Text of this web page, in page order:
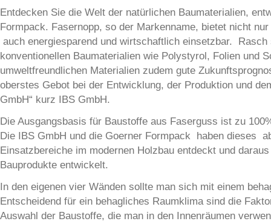
Entdecken Sie die Welt der natürlichen Baumaterialien,
Formpack. Fasernopp, so der Markenname, bietet nicht
auch energiesparend und wirtschaftlich einsetzbar.
konventionellen Baumaterialien wie Polystyrol, Folien und
umweltfreundlichen Materialien zudem gute
oberstes Gebot bei der Entwicklung, der Produktion und
GmbH“ kurz IBS GmbH.
Die Ausgangsbasis für Baustoffe aus Faserguss ist zu
Die IBS GmbH und die Goerner Formpack haben dieses
Einsatzbereiche im modernen Holzbau entdeckt und
Bauprodukte entwickelt.
In den eigenen vier Wänden sollte man sich mit einem
Entscheidend für ein behagliches Raumklima sind die
Auswahl der Baustoffe, die man in den Innenräumen